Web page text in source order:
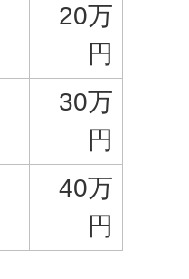
20万
円
30万
円
40万
円